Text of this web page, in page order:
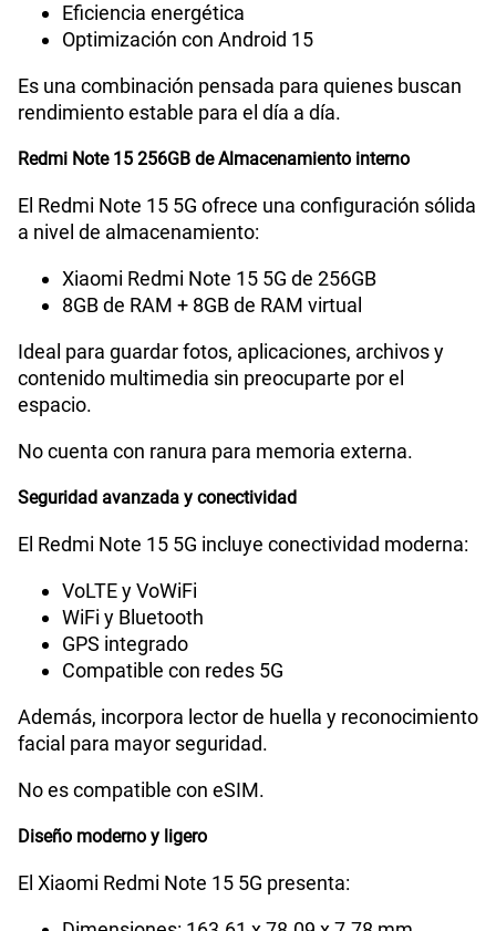
Eficiencia energética
Optimización con Android 15
Es una combinación pensada para quienes buscan
rendimiento estable para el día a día.
Redmi Note 15 256GB de Almacenamiento interno
El Redmi Note 15 5G ofrece una configuración sólida
a nivel de almacenamiento:
Xiaomi Redmi Note 15 5G de 256GB
8GB de RAM + 8GB de RAM virtual
Ideal para guardar fotos, aplicaciones, archivos y
contenido multimedia sin preocuparte por el
espacio.
No cuenta con ranura para memoria externa.
Seguridad avanzada y conectividad
El Redmi Note 15 5G incluye conectividad moderna:
VoLTE y VoWiFi
WiFi y Bluetooth
GPS integrado
Compatible con redes 5G
Además, incorpora lector de huella y reconocimiento
facial para mayor seguridad.
No es compatible con eSIM.
Diseño moderno y ligero
El Xiaomi Redmi Note 15 5G presenta: